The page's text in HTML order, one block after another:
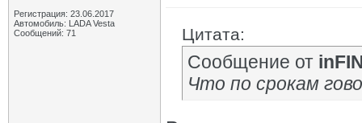
Регистрация: 23.06.2017
Автомобиль: LADA Vesta
Сообщений: 71
Цитата:
Сообщение от
Что по срокам